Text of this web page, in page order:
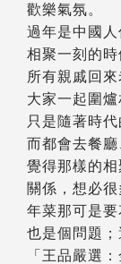
歡樂氣氛。
過年是中國
相聚一刻的
所有親戚回
大家一起圍爐
只是隨著時
而都會去餐
覺得那樣的
關係，想必
年菜那可是
也是個問題；
「王品嚴選